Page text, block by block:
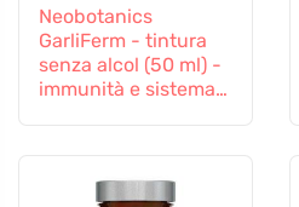
Neobotanics
GarliFerm - tintura
senza alcol (50 ml) -
immunità e sistema